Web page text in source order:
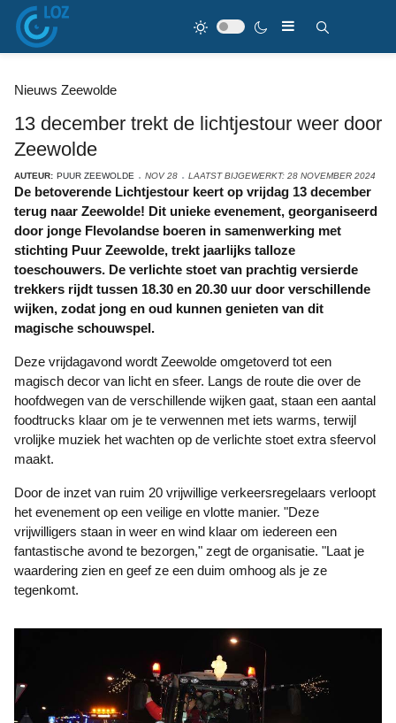
Nieuws Zeewolde
13 december trekt de lichtjestour weer door
Zeewolde
AUTEUR: PUUR ZEEWOLDE NOV 28 LAATST BIJGEWERKT: 28 NOVEMBER 2024
De betoverende Lichtjestour keert op vrijdag 13 december
terug naar Zeewolde! Dit unieke evenement, georganiseerd
door jonge Flevolandse boeren in samenwerking met
stichting Puur Zeewolde, trekt jaarlijks talloze
toeschouwers. De verlichte stoet van prachtig versierde
trekkers rijdt tussen 18.30 en 20.30 uur door verschillende
wijken, zodat jong en oud kunnen genieten van dit
magische schouwspel.
Deze vrijdagavond wordt Zeewolde omgetoverd tot een
magisch decor van licht en sfeer. Langs de route die over de
hoofdwegen van de verschillende wijken gaat, staan een aantal
foodtrucks klaar om je te verwennen met iets warms, terwijl
vrolijke muziek het wachten op de verlichte stoet extra sfeervol
maakt.
Door de inzet van ruim 20 vrijwillige verkeersregelaars verloopt
het evenement op een veilige en vlotte manier. "Deze
vrijwilligers staan in weer en wind klaar om iedereen een
fantastische avond te bezorgen," zegt de organisatie. "Laat je
waardering zien en geef ze een duim omhoog als je ze
tegenkomt.